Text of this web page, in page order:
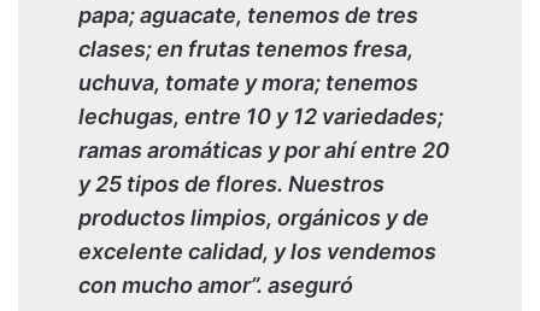
papa; aguacate, tenemos de tres
clases; en frutas tenemos fresa,
uchuva, tomate y mora; tenemos
lechugas, entre 10 y 12 variedades;
ramas aromáticas y por ahí entre 20
y 25 tipos de flores. Nuestros
productos limpios, orgánicos y de
excelente calidad, y los vendemos
con mucho amor”. aseguró